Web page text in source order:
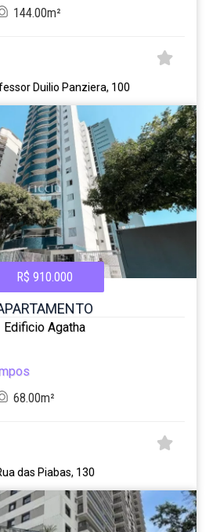
144.00m²
Duilio Panziera, 100
R$ 910.000
Edificio Agatha
68.00m²
das Piabas, 130